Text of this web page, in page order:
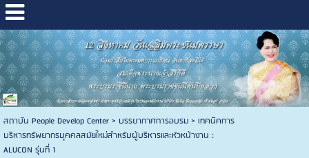
สถาบัน People Develop Center> บรรยากาศการอบรม> เทคนิคการ
บริหารทรัพยากรบุคคลสมัยใหม่สำหรับผู้บริหารและหัวหน้างาน :
ALUCON รุ่นที่ 1